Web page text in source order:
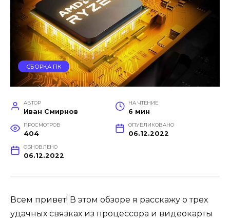
СБОРКА ПК
АВТОР
Иван Смирнов
НА ЧТЕНИЕ
6 мин
ПРОСМОТРОВ
404
ОПУБЛИКОВАНО
06.12.2022
ОБНОВЛЕНО
06.12.2022
Всем привет! В этом обзоре я расскажу о трех
удачных связках из процессора и видеокарты